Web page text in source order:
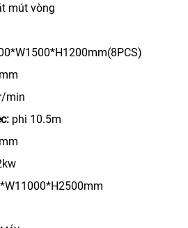
mút vòng
min
phi 10.5m